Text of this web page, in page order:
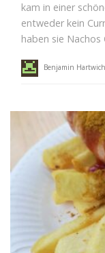
kam in einer
entweder kein
haben sie
Benjamin Hartwich